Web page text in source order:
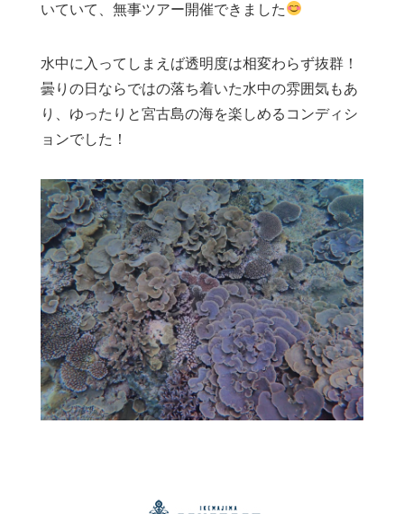
いていて、無事ツアー開催できました
水中に入ってしまえば透明度は相変わらず抜群！
曇りの日ならではの落ち着いた水中の雰囲気もあ
り、ゆったりと宮古島の海を楽しめるコンディシ
ョンでした！